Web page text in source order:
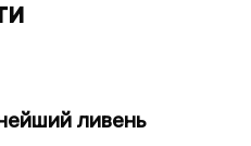
ливень